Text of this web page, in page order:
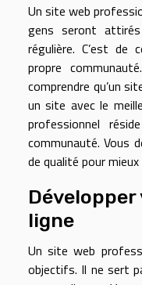
Un site web
gens seront
régulière. C’est
propre
comprendre qu’un
un site avec le
professionnel
communauté. Vous
de qualité pour
ligne
Un site web
objectifs. Il ne sert